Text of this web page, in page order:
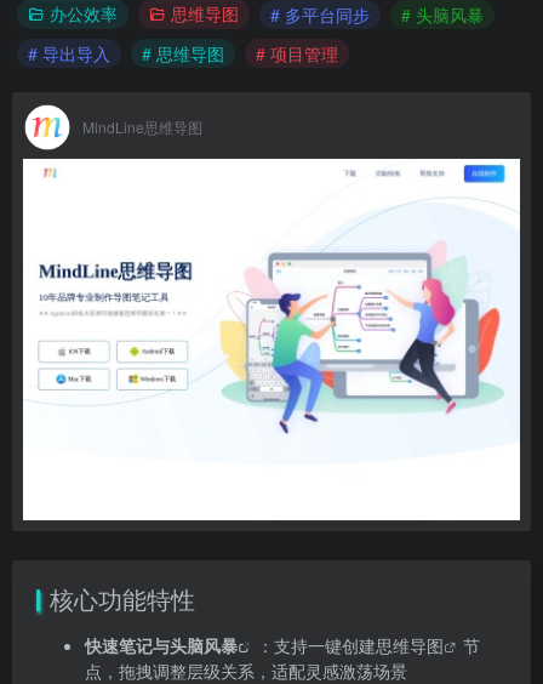
办公效率 思维导图 # 多平台同步
# 头脑风暴
# 导出导入
# 思维导图 # 项目管理
MindLine思维导图
核心功能特性
快速笔记与头脑风暴 ：支持一键创建思维导图
节
点，拖拽调整层级关系，适配灵感激荡场景